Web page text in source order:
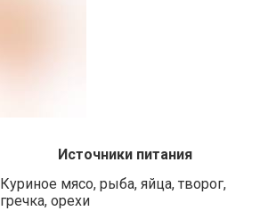
Источники питания
Куриное мясо, рыба, яйца, творог,
гречка, орехи